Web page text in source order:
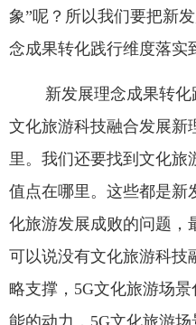
象”呢？所以我们要把新
念成果转化践行维度落实
新发展理念成果转
文化旅游科技融合发展新
里。我们还要找到文化
值点在哪里。这些都是新
化旅游发展成败的问题，
可以说没有文化旅游科技
略支撑， 5G文化旅游场景
能的动力， 5G文化旅游